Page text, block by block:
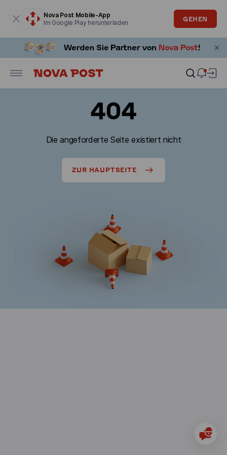
Nova Post Mobile-App
Im Google Play herunterladen
GEHEN
404
Die angeforderte Seite existiert nicht
ZUR HAUPTSEITE